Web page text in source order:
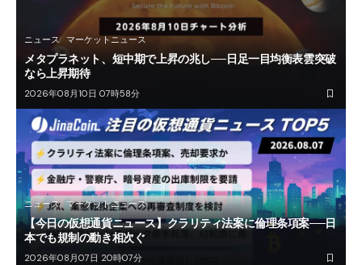
ニュース マーケットニュース
メタプラネット、短中期で上昇の兆し──日足一目均衡表雲突破
なら上昇期待
2026年08月10日 07時58分
ニュース マーケットニュース
【今日の仮想通貨ニュース】クラリティ法案に倫理条項案──日
本でも規制の動き相次ぐ
2026年08月07日 20時07分